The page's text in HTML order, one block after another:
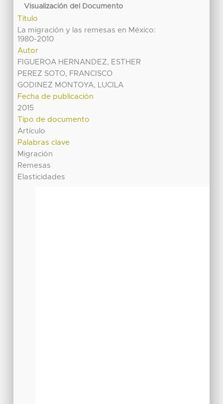
Visualización del Documento
Título
La migración y las remesas en México:
1980-2010
Autor
FIGUEROA HERNANDEZ, ESTHER
PEREZ SOTO, FRANCISCO
GODINEZ MONTOYA, LUCILA
Fecha de publicación
2015
Tipo de documento
Artículo
Palabras clave
Migración
Remesas
Elasticidades